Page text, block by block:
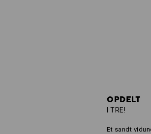
OPDELT
I TRE!
Et sandt